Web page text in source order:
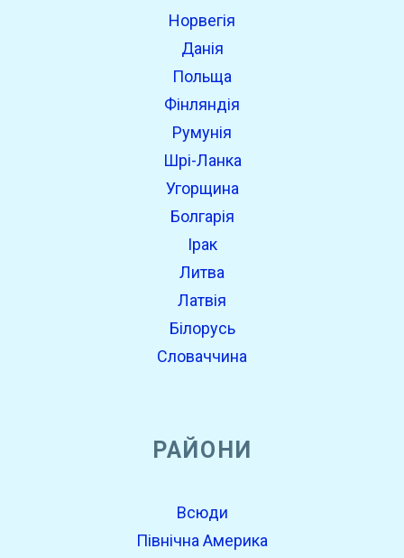
Норвегія
Данія
Польща
Фінляндія
Румунія
Шрі-Ланка
Угорщина
Болгарія
Ірак
Литва
Латвія
Білорусь
Словаччина
РАЙОНИ
Всюди
Північна Америка